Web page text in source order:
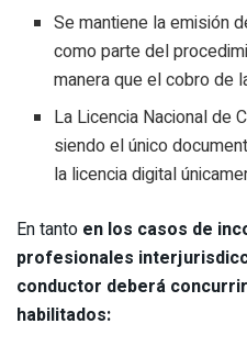
Se mantiene la emisión
como parte del
manera que el cobro de
La Licencia Nacional de
siendo el único
la licencia digital
En tanto en los casos de
profesionales
conductor deberá
habilitados: